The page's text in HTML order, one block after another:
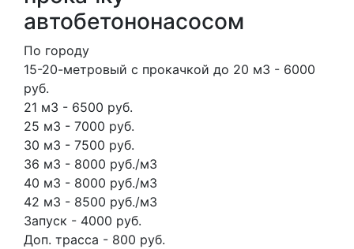
автобетононасосом
По городу
15-20-метровый с прокачкой до 20 м3 - 6000
руб.
21 м3 - 6500 руб.
25 м3 - 7000 руб.
30 м3 - 7500 руб.
36 м3 - 8000 руб./м3
40 м3 - 8000 руб./м3
42 м3 - 8500 руб./м3
Запуск - 4000 руб.
Доп. трасса - 800 руб.